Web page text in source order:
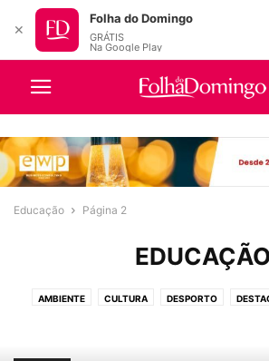
Educação Página 2
EDUCAÇÃO
AMBIENTE CULTURA DESPORTO
✕
Folha do Domingo
GRÁTIS
Na Google Play